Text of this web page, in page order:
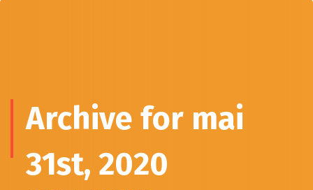
Archive for mai
31st, 2020